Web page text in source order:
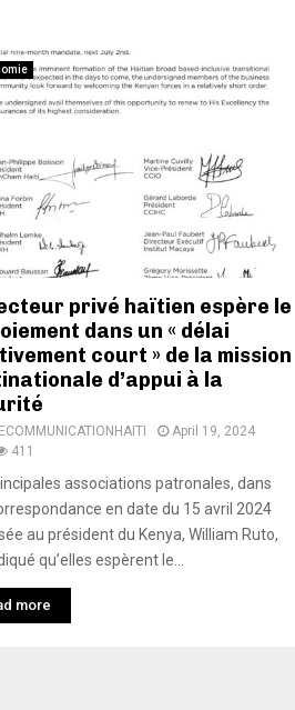
privé haïtien espère le
dans un « délai
court » de la mission
d’appui à la
April 19, 2024
411
associations patronales, dans
en date du 15 avril 2024
au président du Kenya, William Ruto,
qu’elles espèrent le...
more